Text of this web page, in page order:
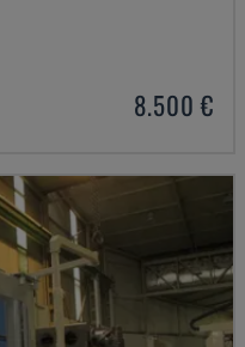
8.500 €